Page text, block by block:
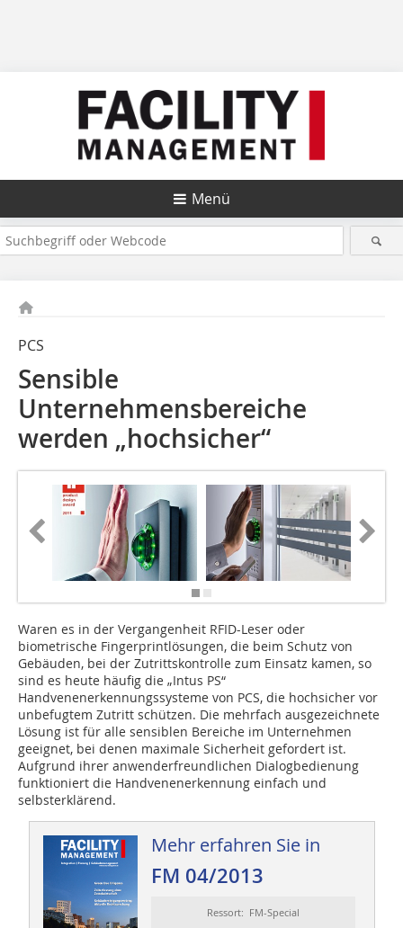
Menü
PCS
Sensible
Unternehmensbereiche
werden „hochsicher“
Waren es in der Vergangenheit RFID-Leser oder
biometrische Fingerprint­lösungen, die beim Schutz von
Gebäuden, bei der Zutrittskontrolle zum Einsatz kamen, so
sind es heute häufig die „Intus PS“
Handvenenerkennungssysteme von PCS, die hochsicher vor
unbefugtem Zutritt schützen. Die mehrfach ausgezeichnete
Lösung ist für alle sensiblen Bereiche im Unternehmen
geeignet, bei denen maximale Sicherheit gefordert ist.
Aufgrund ihrer anwenderfreundlichen Dialogbedienung
funktioniert die Handvenenerkennung einfach und
selbsterklärend.
Mehr erfahren Sie in
FM 04/2013
Ressort: FM-Special